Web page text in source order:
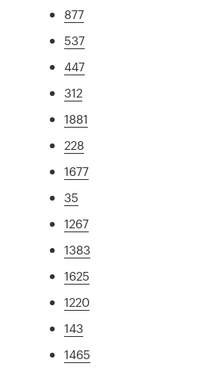
877
537
447
312
1881
228
1677
35
1267
1383
1625
1220
143
1465